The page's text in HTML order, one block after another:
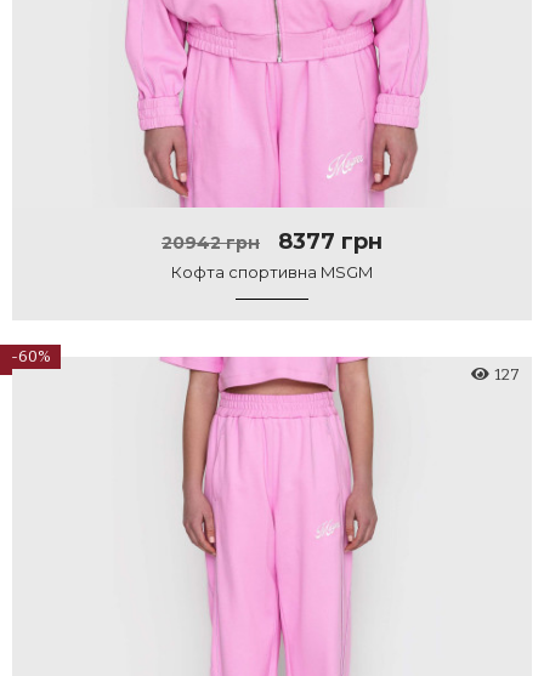
20942 грн 8377 грн
Кофта спортивна MSGM
-60%
127